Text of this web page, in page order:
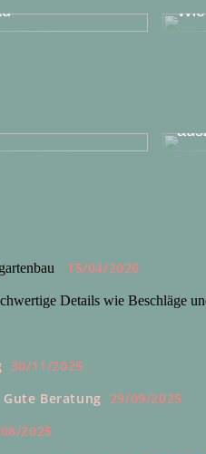
15/04/2026
Details wie Beschläge
30/11/2025
Gute Beratung 29/09/2025
2025